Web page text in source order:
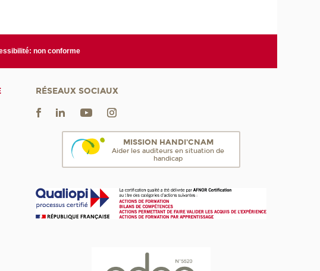
non conforme
RÉSEAUX SOCIAUX
MISSION HANDI'CNAM
Aider les auditeurs en situation de
handicap